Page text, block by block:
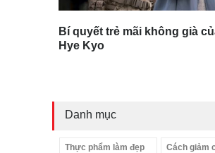
Bí quyết trẻ mãi không già
Hye Kyo
Danh mục
Thực phẩm làm đẹp Cách giảm